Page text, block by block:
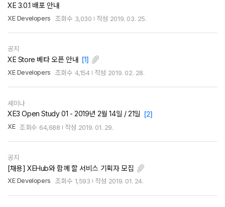
XE 3.0.1 배포 안내
XE Developers 조회수 3,030 작성 2019. 03. 25.
공지
XE Store 베타 오픈 안내 [1]
XE Developers 조회수 4,154 작성 2019. 02. 28.
세미나
XE3 Open Study 01 - 2019년 2월 14일 / 21일 [2]
XE 조회수 64,688 작성 2019. 01. 29.
공지
[채용] XEHub와 함께 할 서비스 기획자 모집
XE Developers 조회수 1,593 작성 2019. 01. 24.